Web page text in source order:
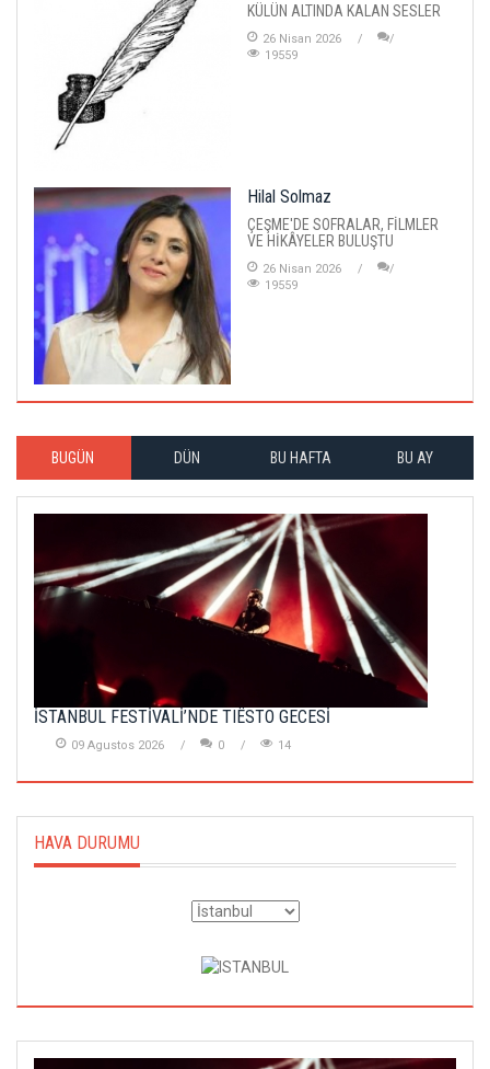
KÜLÜN ALTINDA KALAN SESLER
26 Nisan 2026
19559
Hilal Solmaz
ÇEŞME'DE SOFRALAR, FİLMLER
VE HİKÂYELER BULUŞTU
26 Nisan 2026
19559
BUGÜN DÜN BU HAFTA BU AY
İSTANBUL FESTİVALİ’NDE TIËSTO GECESİ
09 Agustos 2026 0 14
HAVA DURUMU